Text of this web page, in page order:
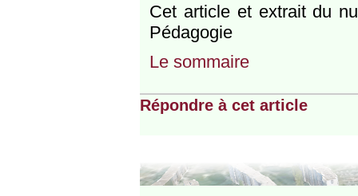
Cet article et extrait du
Pédagogie
Le sommaire
Répondre à cet article